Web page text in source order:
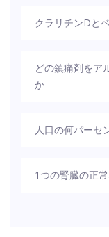
クラリチンdと
どの鎮痛剤をア
か
人口の何パーセ
1つの腎臓の正